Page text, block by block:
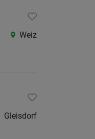
Weiz
Gleisdorf